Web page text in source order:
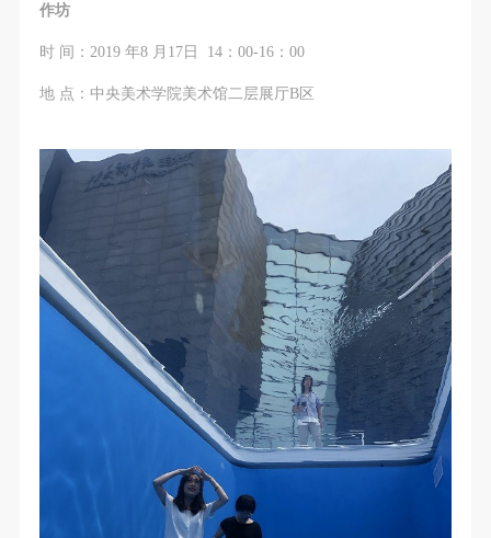
作坊
时 间：2019 年8 月17日 14：00-16：00
地 点：中央美术学院美术馆二层展厅B区